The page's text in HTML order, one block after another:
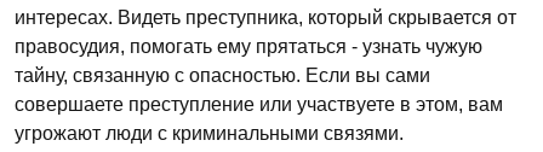
интересах. Видеть преступника, который скрывается от
правосудия, помогать ему прятаться - узнать чужую
тайну, связанную с опасностью. Если вы сами
совершаете преступление или участвуете в этом, вам
угрожают люди с криминальными связями.